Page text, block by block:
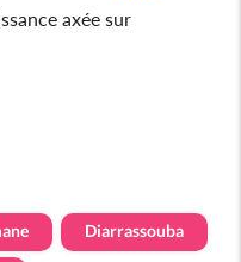
axée sur
Diarrassouba